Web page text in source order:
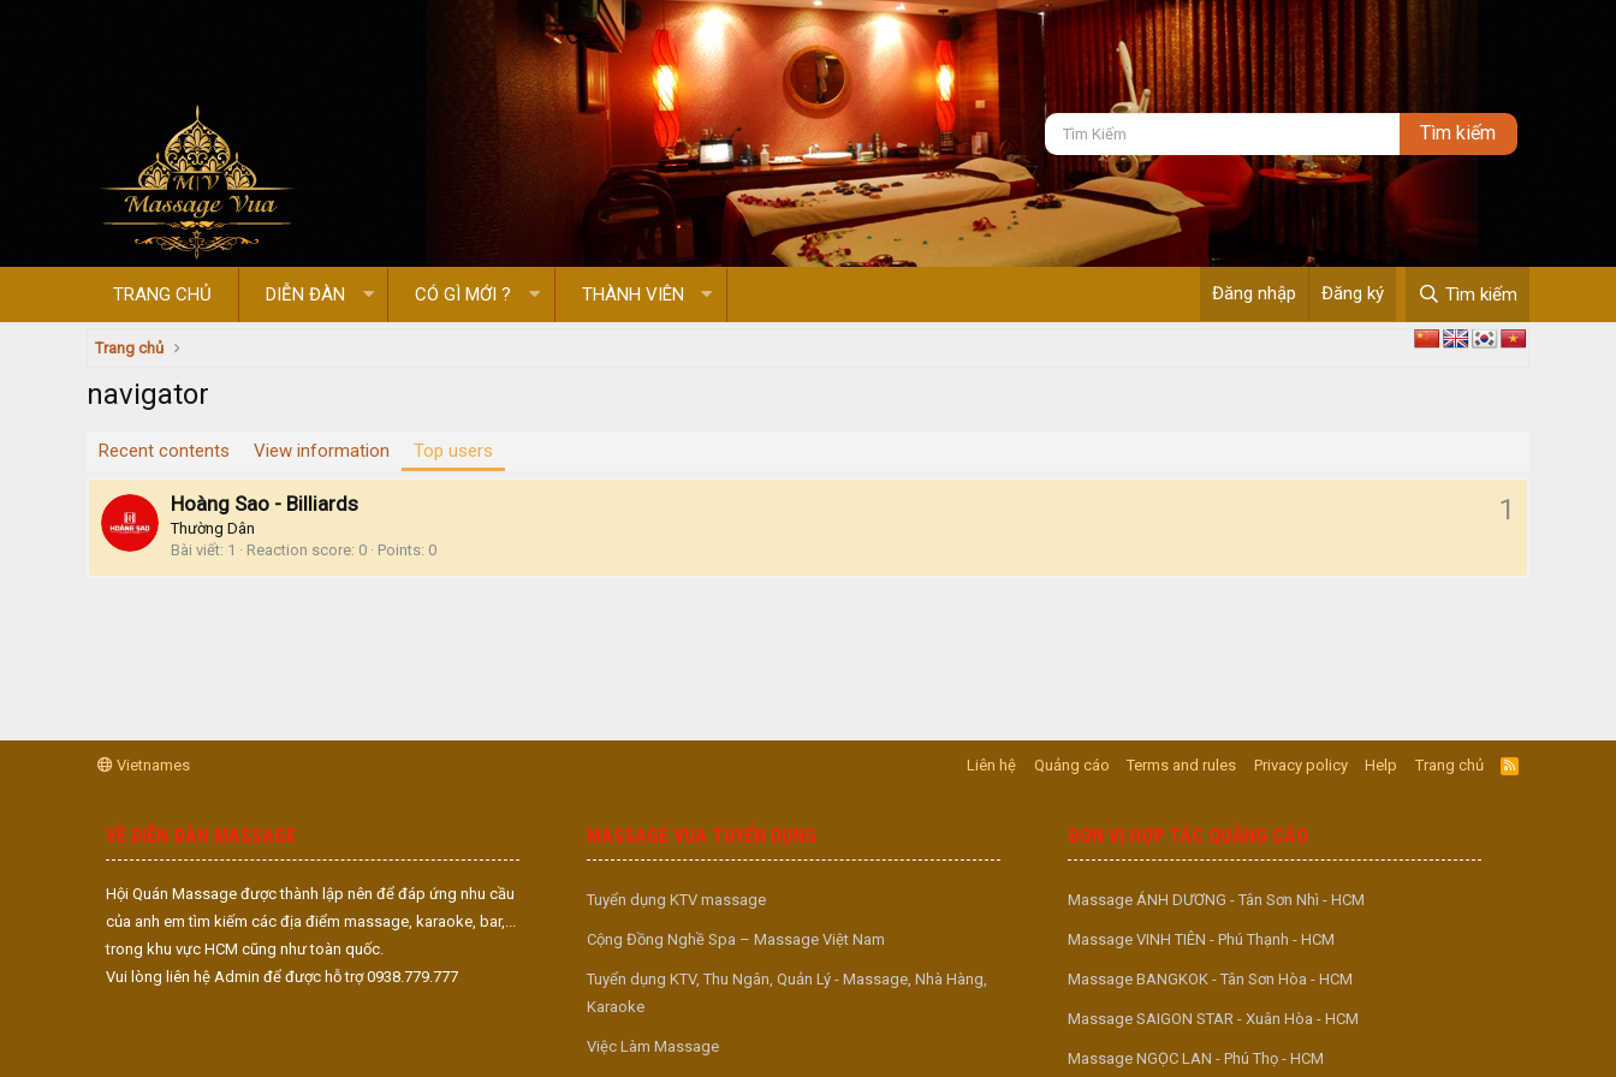
TRANG CHỦ DIỄN ĐÀN CÓ GÌ MỚI ? THÀNH VIÊN Đăng nhập Đăng ký Tìm kiếm
Trang chủ
navigator
Recent contents View information Top users
1
Hoàng Sao - Billiards
Thường Dân
Bài viết 1 Reaction score 0 Points 0
Vietnames Liên hệ Quảng cáo Terms and rules Privacy policy Help Trang chủ
R
S
VỀ DIỄN ĐÀN MASSAGE
Hội Quán Massage được thành lập nên để đáp ứng nhu cầu
của anh em tìm kiếm các địa điểm massage, karaoke, bar,...
trong khu vực HCM cũng như toàn quốc.
Vui lòng liên hệ Admin để được hỗ trợ 0938.779.777
MASSAGE VUA TUYỂN DỤNG
Tuyển dụng KTV massage
Cộng Đồng Nghề Spa – Massage Việt Nam
Tuyển dụng KTV, Thu Ngân, Quản Lý - Massage, Nhà Hàng,
Karaoke
Việc Làm Massage
ĐƠN VỊ HỢP TÁC QUẢNG CÁO
Massage ÁNH DƯƠNG - Tân Sơn Nhì - HCM
Massage VINH TIÊN - Phú Thạnh - HCM
Massage BANGKOK - Tân Sơn Hòa - HCM
Massage SAIGON STAR - Xuân Hòa - HCM
Massage NGỌC LAN - Phú Thọ - HCM